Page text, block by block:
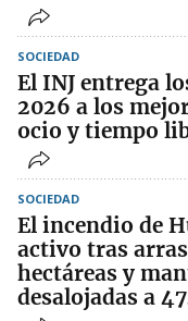
SOCIEDAD
El INJ entrega
2026 a los
ocio y tiempo
SOCIEDAD
El incendio de
activo tras
hectáreas y
desalojadas a